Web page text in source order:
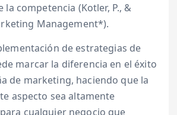
competencia (Kotler, P., &
Management*).
de estrategias de
marcar la diferencia en el éxito
de marketing, haciendo que la
aspecto sea altamente
cualquier negocio que